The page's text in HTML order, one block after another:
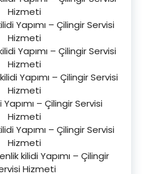
Hizmeti
Yapımı – Çilingir Servisi
Hizmeti
Yapımı – Çilingir Servisi
Hizmeti
Yapımı – Çilingir Servisi
Hizmeti
Yapımı – Çilingir Servisi
Hizmeti
Yapımı – Çilingir Servisi
Hizmeti
kilidi Yapımı – Çilingir
Hizmeti